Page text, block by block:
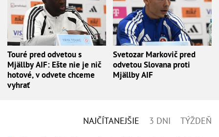
Touré pred odvetou s
Mjällby AIF: Ešte nie je nič
hotové, v odvete chceme
vyhrať
Svetozar Markovič pred
odvetou Slovana proti
Mjällby AIF
NAJČÍTANEJŠIE 3 DNI TÝŽDEŇ